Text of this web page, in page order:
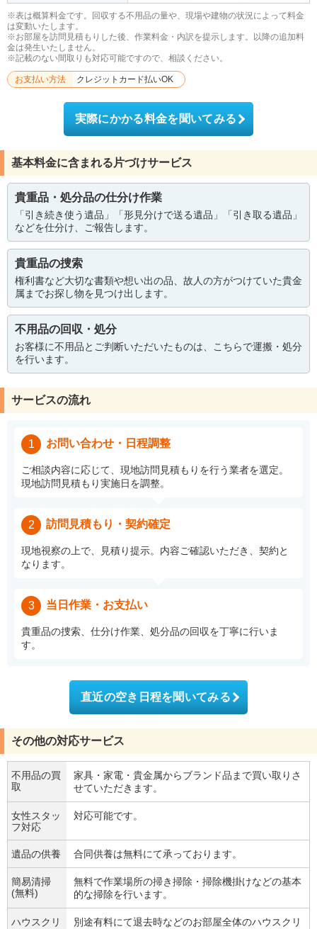
※表は概算料金です。回収する不用品の量や、現場や建物の状況によって料金
は変動いたします。
※お部屋を訪問見積もりした後、作業料金・内訳を提示します。以降の追加料
金は発生いたしません。
※記載のない間取りも対応可能ですので、相談ください。
お支払い方法 クレジットカード払いOK
実際にかかる料金を聞いてみる
基本料金に含まれる片づけサービス
貴重品・処分品の仕分け作業
「引き続き使う遺品」「形見分けで送る遺品」「引き取る遺品」
などを仕分け、ご報告します。
貴重品の捜索
権利書など大切な書類や想い出の品、故人の方がつけていた貴金
属までお探し物を見つけ出します。
不用品の回収・処分
お客様に不用品とご判断いただいたものは、こちらで運搬・処分
を行います。
サービスの流れ
1 お問い合わせ・日程調整
ご相談内容に応じて、現地訪問見積もりを行う業者を選定。
現地訪問見積もり実施日を調整。
2 訪問見積もり・契約確定
現地視察の上で、見積り提示。内容ご確認いただき、契約と
なります。
3 当日作業・お支払い
貴重品の捜索、仕分け作業、処分品の回収を丁寧に行いま
す。
直近の空き日程を聞いてみる
その他の対応サービス
不用品の買
取
家具・家電・貴金属からブランド品まで買い取りさ
せていただきます。
女性スタッ
フ対応
対応可能です。
遺品の供養 合同供養は無料にて承っております。
簡易清掃
(無料)
無料で作業場所の掃き掃除・掃除機掛けなどの基本
的な掃除を行います。
ハウスクリ
別途有料にて退去時などのお部屋全体のハウスクリ